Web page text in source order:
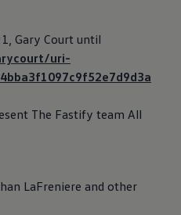
Gary Court until
uri-
The Fastify team All
LaFreniere and other